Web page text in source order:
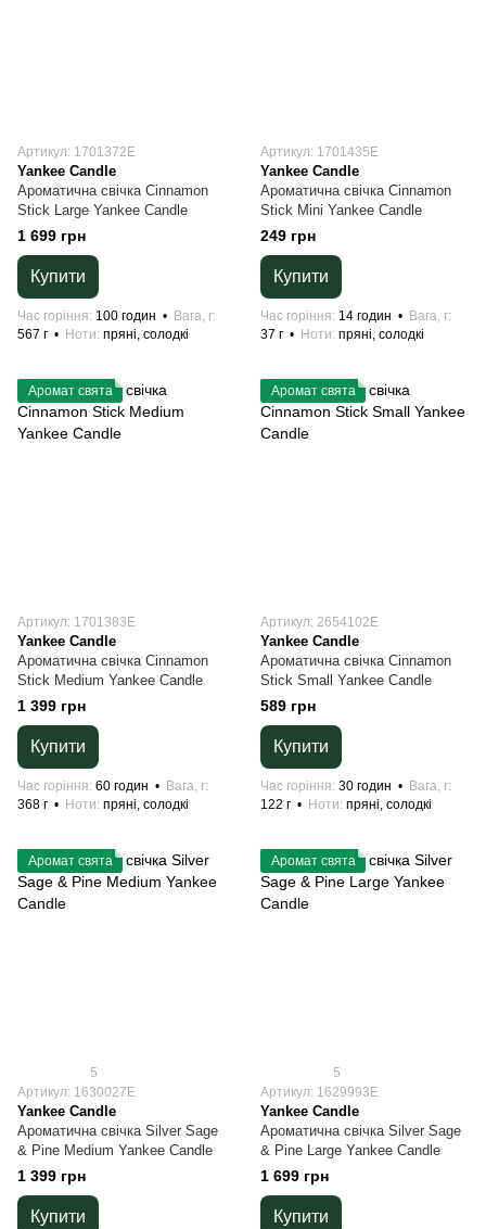
Артикул: 1701372E
Yankee Candle
Ароматична свічка Cinnamon
Stick Large Yankee Candle
1 699 грн
Купити
Час горіння 100 годин
Вага, г
567 г
Ноти пряні, солодкі
Артикул: 1701435E
Yankee Candle
Ароматична свічка Cinnamon
Stick Mini Yankee Candle
249 грн
Купити
Час горіння 14 годин
Вага, г
37 г
Ноти пряні, солодкі
Аромат свята
Артикул: 1701383E
Yankee Candle
Ароматична свічка Cinnamon
Stick Medium Yankee Candle
1 399 грн
Купити
Час горіння 60 годин
Вага, г
368 г
Ноти пряні, солодкі
Аромат свята
Артикул: 2654102E
Yankee Candle
Ароматична свічка Cinnamon
Stick Small Yankee Candle
589 грн
Купити
Час горіння 30 годин
Вага, г
122 г
Ноти пряні, солодкі
Аромат свята
5
Артикул: 1630027E
Yankee Candle
Ароматична свічка Silver Sage
& Pine Medium Yankee Candle
1 399 грн
Купити
Аромат свята
5
Артикул: 1629993E
Yankee Candle
Ароматична свічка Silver Sage
& Pine Large Yankee Candle
1 699 грн
Купити